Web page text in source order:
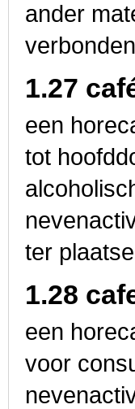
ander
1.27
een
tot
ter
1.28
een
voor